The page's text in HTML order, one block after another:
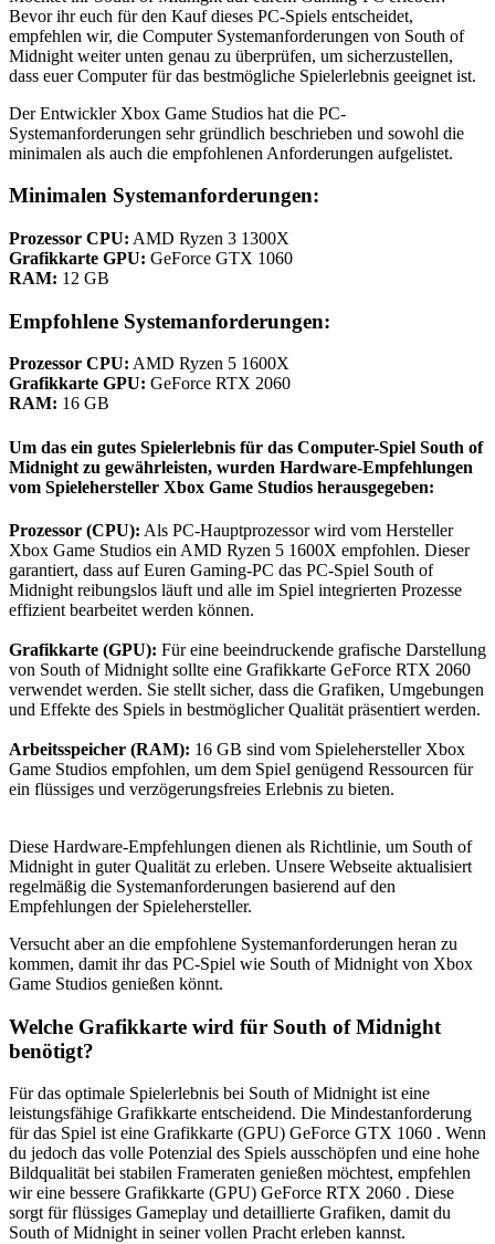
Bevor ihr euch für den Kauf dieses PC-Spiels entscheidet,
empfehlen wir, die Computer Systemanforderungen von South of
Midnight weiter unten genau zu überprüfen, um sicherzustellen,
dass euer Computer für das bestmögliche Spielerlebnis geeignet ist.
Der Entwickler Xbox Game Studios hat die PC-
Systemanforderungen sehr gründlich beschrieben und sowohl die
minimalen als auch die empfohlenen Anforderungen aufgelistet.
Minimalen Systemanforderungen:
Prozessor CPU: AMD Ryzen 3 1300X
Grafikkarte GPU: GeForce GTX 1060
RAM: 12 GB
Empfohlene Systemanforderungen:
Prozessor CPU: AMD Ryzen 5 1600X
Grafikkarte GPU: GeForce RTX 2060
RAM: 16 GB
Um das ein gutes Spielerlebnis für das Computer-Spiel South of
Midnight zu gewährleisten, wurden Hardware-Empfehlungen
vom Spielehersteller Xbox Game Studios herausgegeben:
Prozessor (CPU): Als PC-Hauptprozessor wird vom Hersteller
Xbox Game Studios ein AMD Ryzen 5 1600X empfohlen. Dieser
garantiert, dass auf Euren Gaming-PC das PC-Spiel South of
Midnight reibungslos läuft und alle im Spiel integrierten Prozesse
effizient bearbeitet werden können.
Grafikkarte (GPU): Für eine beeindruckende grafische Darstellung
von South of Midnight sollte eine Grafikkarte GeForce RTX 2060
verwendet werden. Sie stellt sicher, dass die Grafiken, Umgebungen
und Effekte des Spiels in bestmöglicher Qualität präsentiert werden.
Arbeitsspeicher (RAM): 16 GB sind vom Spielehersteller Xbox
Game Studios empfohlen, um dem Spiel genügend Ressourcen für
ein flüssiges und verzögerungsfreies Erlebnis zu bieten.
Diese Hardware-Empfehlungen dienen als Richtlinie, um South of
Midnight in guter Qualität zu erleben. Unsere Webseite aktualisiert
regelmäßig die Systemanforderungen basierend auf den
Empfehlungen der Spielehersteller.
Versucht aber an die empfohlene Systemanforderungen heran zu
kommen, damit ihr das PC-Spiel wie South of Midnight von Xbox
Game Studios genießen könnt.
Welche Grafikkarte wird für South of Midnight
benötigt?
Für das optimale Spielerlebnis bei South of Midnight ist eine
leistungsfähige Grafikkarte entscheidend. Die Mindestanforderung
für das Spiel ist eine Grafikkarte (GPU) GeForce GTX 1060 . Wenn
du jedoch das volle Potenzial des Spiels ausschöpfen und eine hohe
Bildqualität bei stabilen Frameraten genießen möchtest, empfehlen
wir eine bessere Grafikkarte (GPU) GeForce RTX 2060 . Diese
sorgt für flüssiges Gameplay und detaillierte Grafiken, damit du
South of Midnight in seiner vollen Pracht erleben kannst.